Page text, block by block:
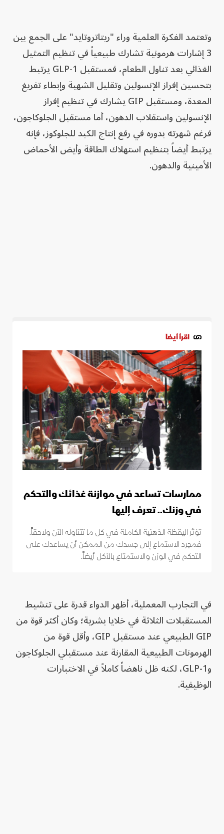
وتعتمد الفكرة العلمية وراء "ريتاتروتايد" على الجمع بين
3 إشارات هرمونية تشارك طبيعياً في تنظيم التمثيل
الغذائي بعد تناول الطعام، فمستقبل GLP-1 يرتبط
بتحسين إفراز الإنسولين وتقليل الشهية وإبطاء تفريغ
المعدة، ومستقبل GIP يشارك في تنظيم إفراز
الإنسولين واستقلاب الدهون، أما مستقبل الجلوكاجون،
فرغم شهرته بدوره في رفع إنتاج الكبد للجلوكوز، فإنه
يرتبط أيضاً بتنظيم استهلاك الطاقة وأيض الأحماض
الأمينية والدهون.
اقرأ أيضاً
ممارسات تساعد في موازنة غذائك والتحكم
في وزنك.. تعرف إليها
تؤثر اليقظة الذهنية الكاملة في كل ما تتناوله الآن ولاحقاً.
فمجرد الاستماع إلى جسدك من الممكن أن يساعدك على
التحكم في الوزن والاستمتاع بالأكل أيضاً.
في التجارب المعملية، أظهر الدواء قدرة على تنشيط
المستقبلات الثلاثة في خلايا بشرية؛ وكان أكثر قوة من
GIP الطبيعي عند مستقبل GIP، وأقل قوة من
الهرمونات الطبيعية المقارنة عند مستقبلي الجلوكاجون
وGLP-1، لكنه ظل ناهضاً كاملاً في الاختبارات
الوظيفية.